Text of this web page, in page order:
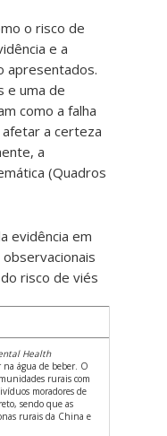
o risco de
e a
apresentados.
e uma de
como a falha
a certeza
a
(Quadros
evidência em
risco de viés
Health
água de beber. O
rurais com
moradores de
sendo que as
rurais da China e